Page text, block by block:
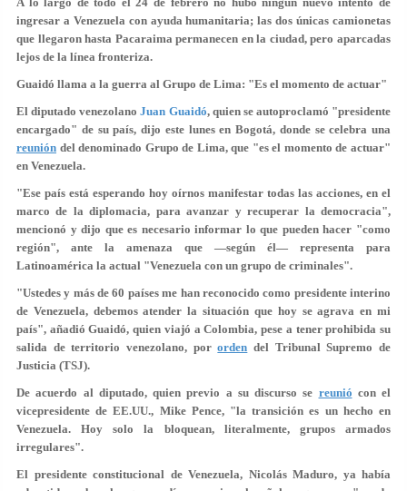
ingresar a Venezuela con ayuda humanitaria; las dos únicas camionetas
que llegaron hasta Pacaraima permanecen en la ciudad, pero aparcadas
lejos de la línea fronteriza.
Guaidó llama a la guerra al Grupo de Lima: "Es el momento de actuar"
El diputado venezolanoJuan Guaidó, quien se autoproclamó "presidente
encargado" de su país, dijo este lunes en Bogotá, donde se celebra una
reunión del denominado Grupo de Lima, que "es el momento de actuar"
en Venezuela.
"Ese país está esperando hoy oírnos manifestar todas las acciones, en el
marco de la diplomacia, para avanzar y recuperar la democracia",
mencionó y dijo que es necesario informar lo que pueden hacer "como
región", ante la amenaza que —según él— representa para
Latinoamérica la actual "Venezuela con un grupo de criminales".
"Ustedes y más de 60 países me han reconocido como presidente interino
de Venezuela, debemos atender la situación que hoy se agrava en mi
país", añadió Guaidó, quien viajó a Colombia, pese a tener prohibida su
salida de territorio venezolano, pororden del Tribunal Supremo de
Justicia (TSJ).
De acuerdo al diputado, quien previo a su discurso se reunió con el
vicepresidente de EE.UU., Mike Pence, "la transición es un hecho en
Venezuela. Hoy solo la bloquean, literalmente, grupos armados
irregulares".
El presidente constitucional de Venezuela, Nicolás Maduro, ya había